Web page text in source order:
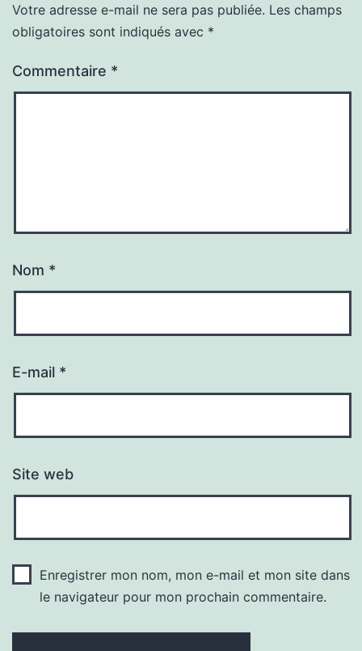
Votre adresse e-mail ne sera pas publiée. Les champs
obligatoires sont indiqués avec *
Commentaire *
Nom *
E-mail *
Site web
Enregistrer mon nom, mon e-mail et mon site dans
le navigateur pour mon prochain commentaire.